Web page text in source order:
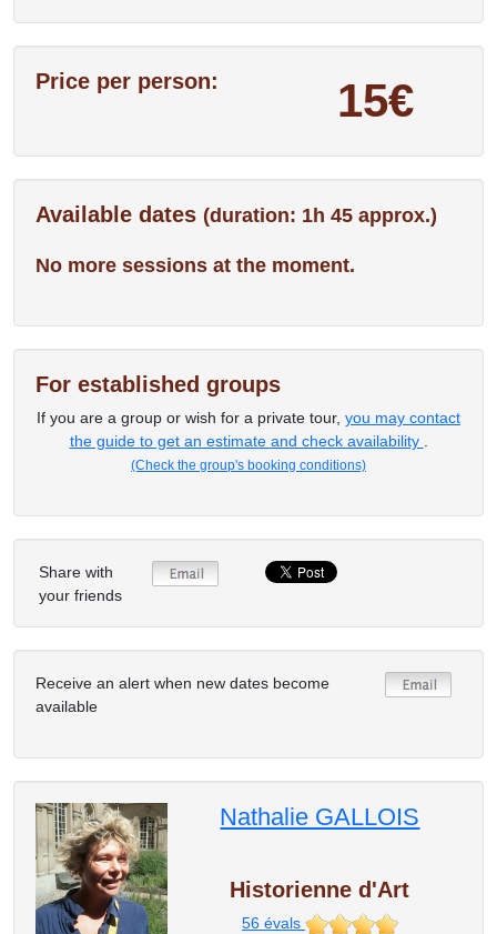
Price per person: 15€
Available dates (duration: 1h 45 approx.)
No more sessions at the moment.
For established groups
If you are a group or wish for a private tour, you may contact
the guide to get an estimate and check availability
(Check the group's booking conditions)
Share with
your friends
Receive an alert when new dates become
available
Nathalie GALLOIS
Historienne d'Art
56évals